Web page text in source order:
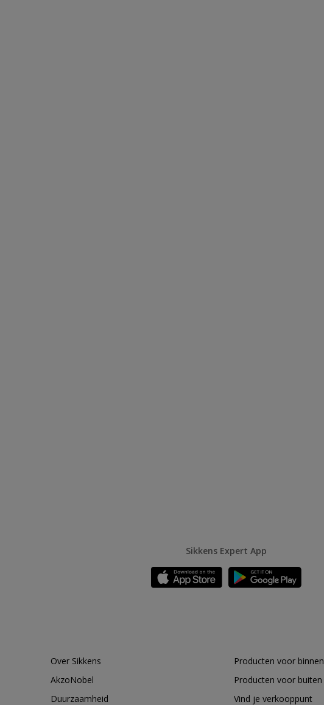
Sikkens Expert App
Over Sikkens
AkzoNobel
Duurzaamheid
Producten voor binnen
Producten voor buiten
Vind je verkooppunt